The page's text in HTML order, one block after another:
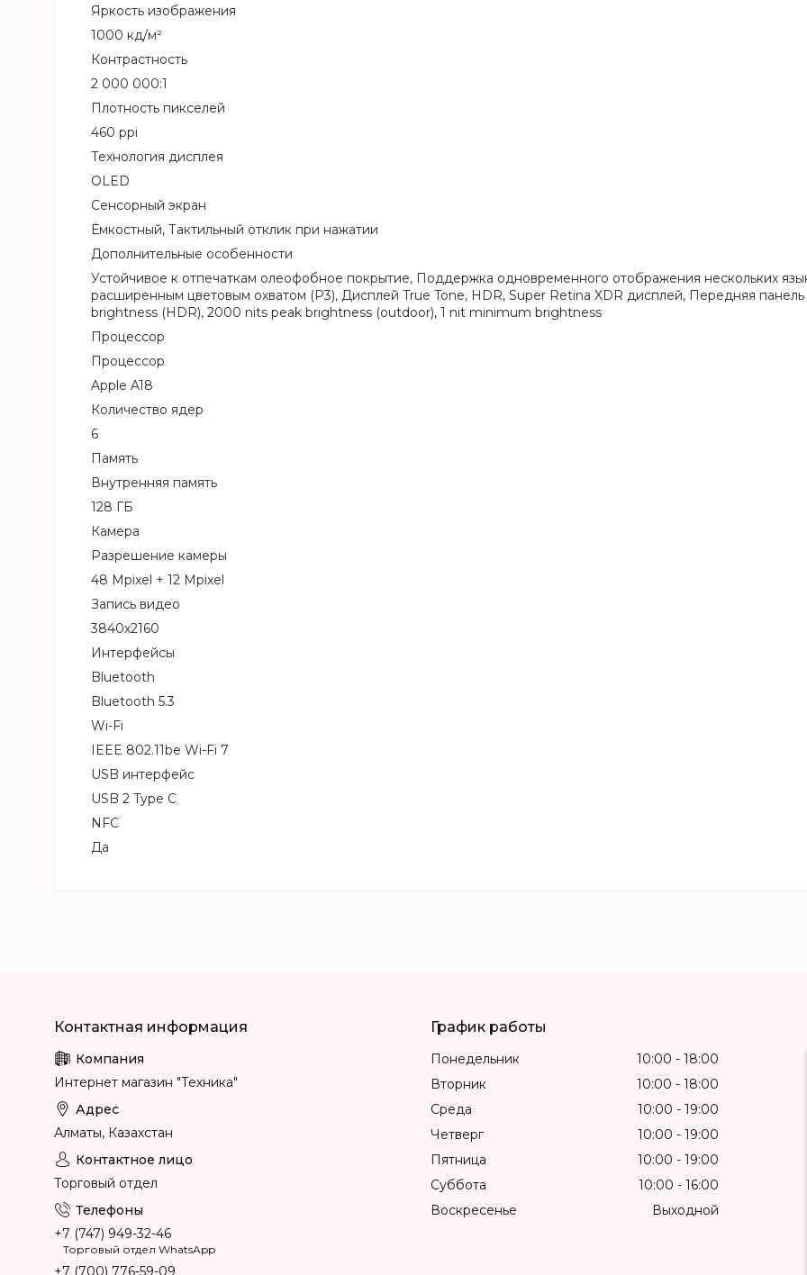
Яркость изображения
1000 кд/м²
Контрастность
2 000 000:1
Плотность пикселей
460 ppi
Технология дисплея
OLED
Сенсорный экран
Ёмкостный, Тактильный отклик при нажатии
Дополнительные особенности
Устойчивое к отпечаткам олеофобное покрытие, Поддержка одновременного отображения нескольких
расширенным цветовым охватом (P3), Дисплей True Tone, HDR, Super Retina XDR дисплей, Передняя
brightness (HDR), 2000 nits peak brightness (outdoor), 1 nit minimum brightness
Процессор
Процессор
Apple A18
Количество ядер
6
Память
Внутренняя память
128 ГБ
Камера
Разрешение камеры
48 Mpixel + 12 Mpixel
Запись видео
3840x2160
Интерфейсы
Bluetooth
Bluetooth 5.3
Wi-Fi
IEEE 802.11be Wi-Fi 7
USB интерфейс
USB 2 Type C
NFC
Да
Интернет магазин "Техника"
Алматы, Казахстан
Торговый отдел
+7 (747) 949-32-46
Торговый отдел WhatsApp
+7 (700) 776-59-09
График работы
Понедельник 10:00
18:00
Вторник
10:00
18:00
Среда
10:00
19:00
Четверг
10:00
19:00
Пятница
10:00
19:00
Суббота
10:00
16:00
Воскресенье
Выходной